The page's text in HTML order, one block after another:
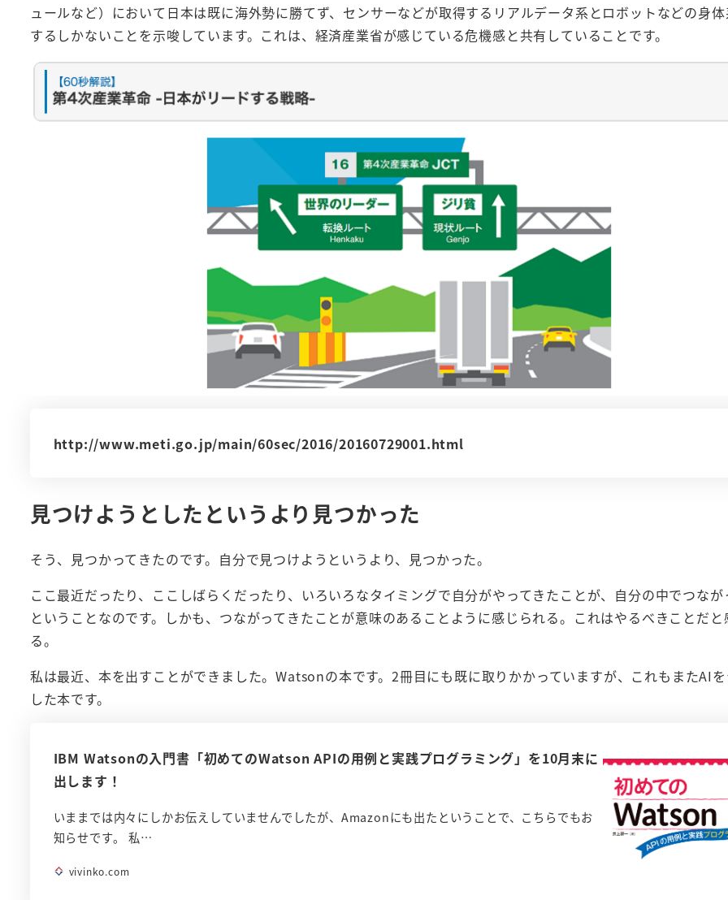
ュールなど）において日本は既に海外勢に勝てず、センサーなどが取得するリアルデータ系とロボットなどの身
するしかないことを示唆しています。これは、経済産業省が感じている危機感と共有していることです。
http://www.meti.go.jp/main/60sec/2016/20160729001.html
見つけようとしたというより見つかった
そう、見つかってきたのです。自分で見つけようというより、見つかった。
ここ最近だったり、ここしばらくだったり、いろいろなタイミングで自分がやってきたことが、自分の中でつなが
ということなのです。しかも、つながってきたことが意味のあることように感じられる。これはやるべきことだ
る。
私は最近、本を出すことができました。Watsonの本です。2冊目にも既に取りかかっていますが、これもまたAI
した本です。
IBM Watsonの入門書「初めてのWatson APIの用例と実践プログラミング」を10月末に
出します！
いままでは内々にしかお伝えしていませんでしたが、Amazonにも出たということで、こちらでもお
知らせです。 私…
vivinko.com